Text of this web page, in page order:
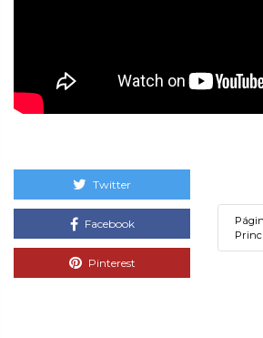
Twitter
Facebook
Pinterest